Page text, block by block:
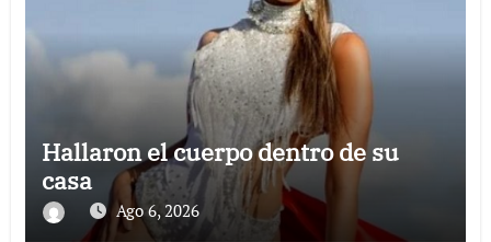
Hallaron el cuerpo dentro de su
casa
Ago 6, 2026